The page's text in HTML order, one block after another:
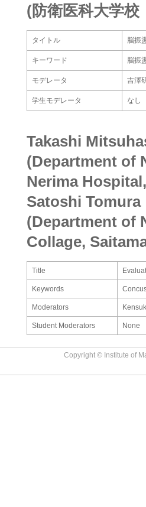
(防衛医科大学
タイトル 脳振
キーワード 脳振
モデレータ 吉澤
学生モデレータ なし
Takashi
(Department of
Nerima
Satoshi Tomura
(Department of
Collage,
Title
Keywords
Moderators
Student Moderators None
Copyright © Institute of